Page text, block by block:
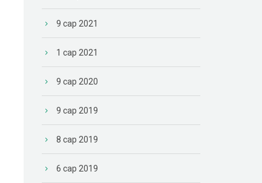
9 сар 2021
1 сар 2021
9 сар 2020
9 сар 2019
8 сар 2019
6 сар 2019